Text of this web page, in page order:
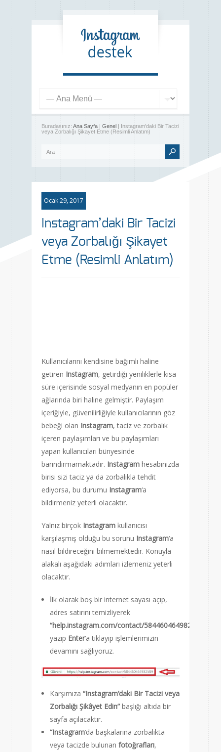
Buradasınız: Ana Sayfa | Genel | Instagram'daki Bir Tacizi
veya Zorbalığı Şikayet Etme (Resimli Anlatım)
Ocak 29, 2017
Instagram’daki Bir Tacizi
veya Zorbalığı Şikayet
Etme (Resimli Anlatım)
Kullanıcılarını kendisine bağımlı haline
getiren Instagram, getirdiği yeniliklerle kısa
süre içerisinde sosyal medyanın en popüler
ağlarında biri haline gelmiştir. Paylaşım
içeriğiyle, güvenilirliğiyle kullanıcılarının göz
bebeği olan Instagram, taciz ve zorbalık
içeren paylaşımları ve bu paylaşımları
yapan kullanıcıları bünyesinde
barındırmamaktadır. Instagram hesabınızda
birisi sizi taciz ya da zorbalıkla tehdit
ediyorsa, bu durumu Instagram‘a
bildirmeniz yeterli olacaktır.
Yalnız birçok Instagram kullanıcısı
karşılaşmış olduğu bu sorunu Instagram‘a
nasıl bildireceğini bilmemektedir. Konuyla
alakalı aşağıdaki adımları izlemeniz yeterli
olacaktır.
İlk olarak boş bir internet sayası açıp,
adres satırını temizliyerek
“help.instagram.com/contact/584460464982589”
yazıp Enter‘a tıklayıp işlemlerimizin
devamını sağlıyoruz.
Karşımıza “Instagram’daki Bir Tacizi veya
Zorbalığı Şikâyet Edin” başlığı altıda bir
sayfa açılacaktır.
“Instagram‘da başkalarına zorbalıkta
veya tacizde bulunan fotoğrafları,